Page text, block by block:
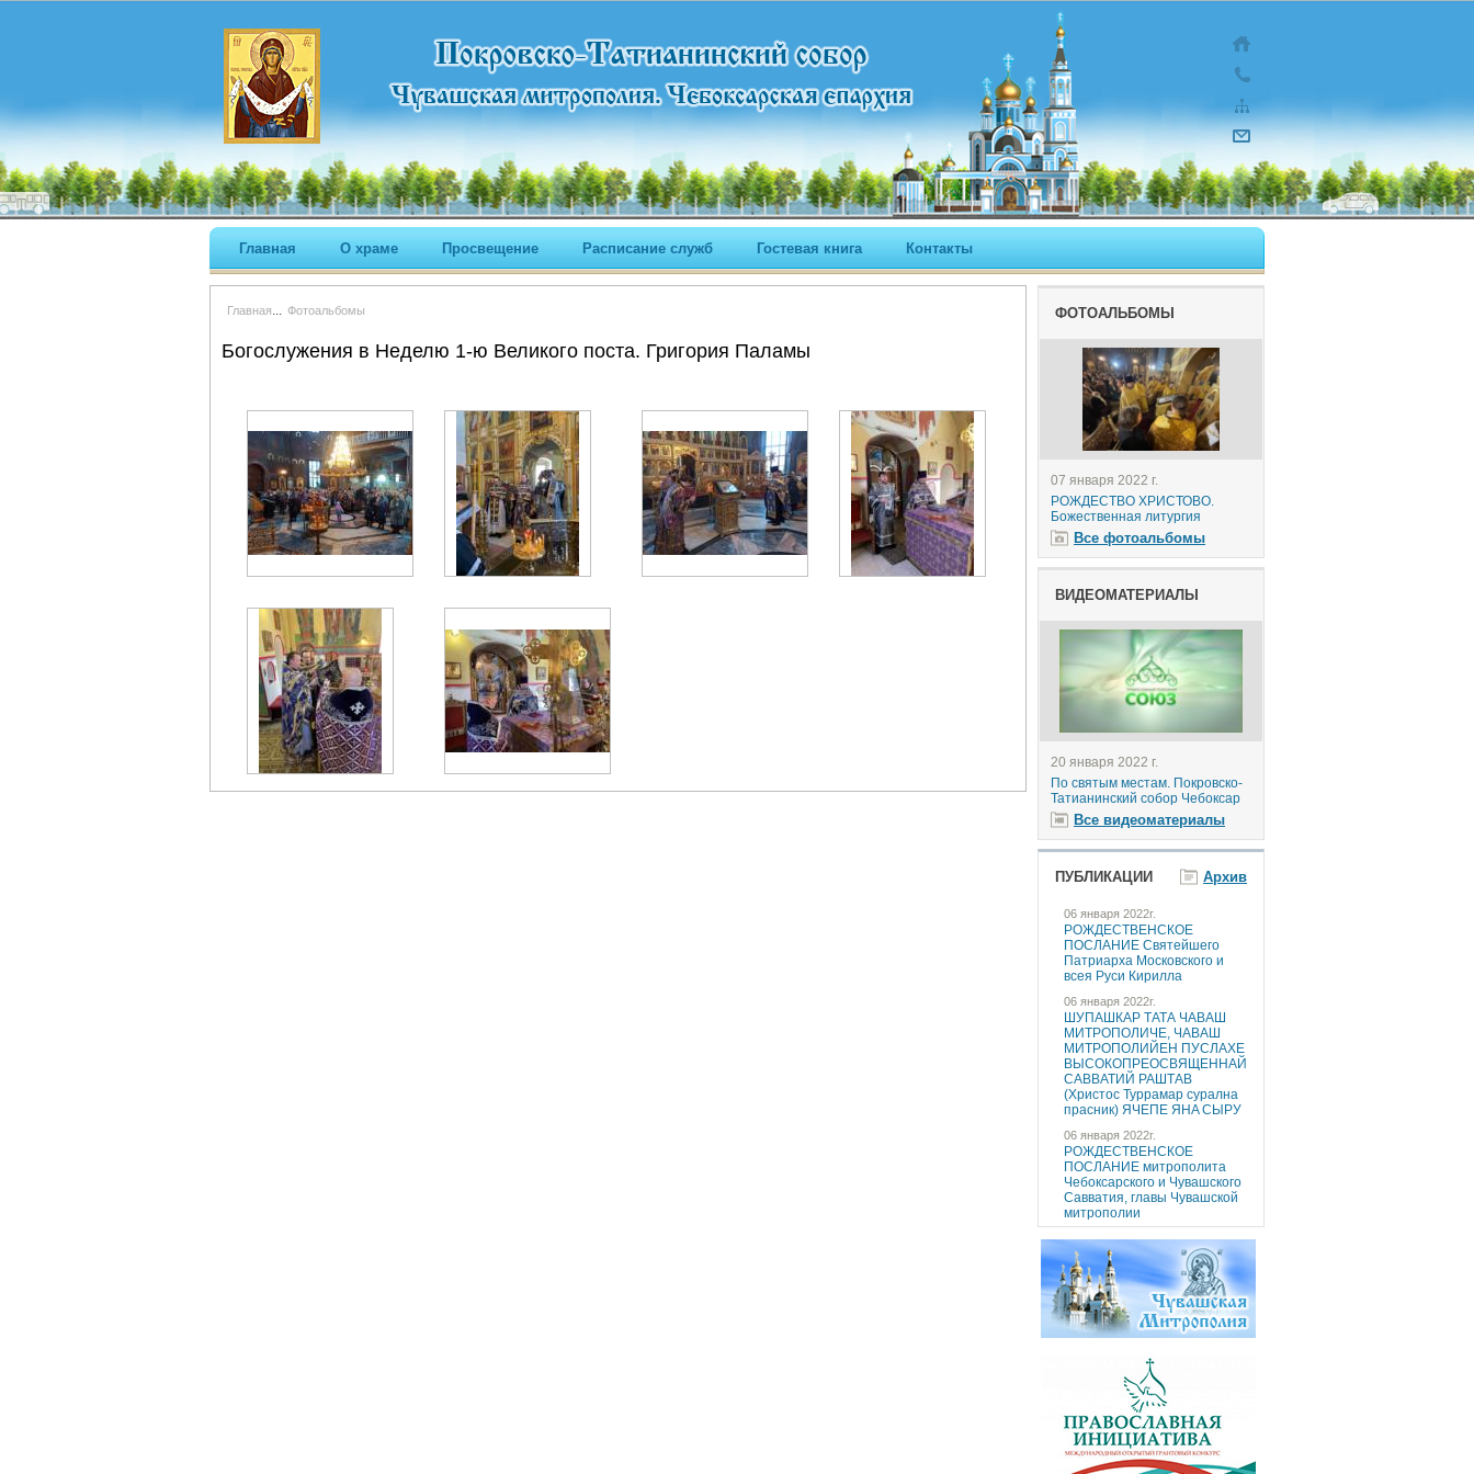
Главная О храме Просвещение Расписание служб Гостевая книга Контакты
Главная... Фотоальбомы
Богослужения в Неделю 1-ю Великого поста. Григория Паламы
ФОТОАЛЬБОМЫ
07 января 2022 г.
РОЖДЕСТВО ХРИСТОВО.
Божественная литургия
Все фотоальбомы
ВИДЕОМАТЕРИАЛЫ
20 января 2022 г.
По святым местам. Покровско-
Татианинский собор Чебоксар
Все видеоматериалы
Архив
ПУБЛИКАЦИИ
06 января 2022г.
РОЖДЕСТВЕНСКОЕ
ПОСЛАНИЕ Святейшего
Патриарха Московского и
всея Руси Кирилла
06 января 2022г.
ШУПАШКАР ТАТА ЧAВАШ
МИТРОПОЛИЧE, ЧAВАШ
МИТРОПОЛИЙEН ПУCЛAХE
ВЫСОКОПРЕОСВЯЩЕННAЙ
САВВАТИЙ РАШТАВ
(Христос Туррaмaр cуралнa
праcник) ЯЧEПЕ ЯНA CЫРУ
06 января 2022г.
РОЖДЕСТВЕНСКОЕ
ПОСЛАНИЕ митрополита
Чебоксарского и Чувашского
Савватия, главы Чувашской
митрополии